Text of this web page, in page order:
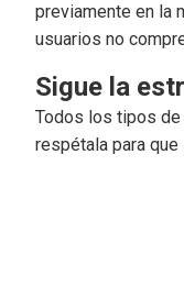
previamente en la
usuarios no
Sigue la
Todos los tipos de
respétala para que